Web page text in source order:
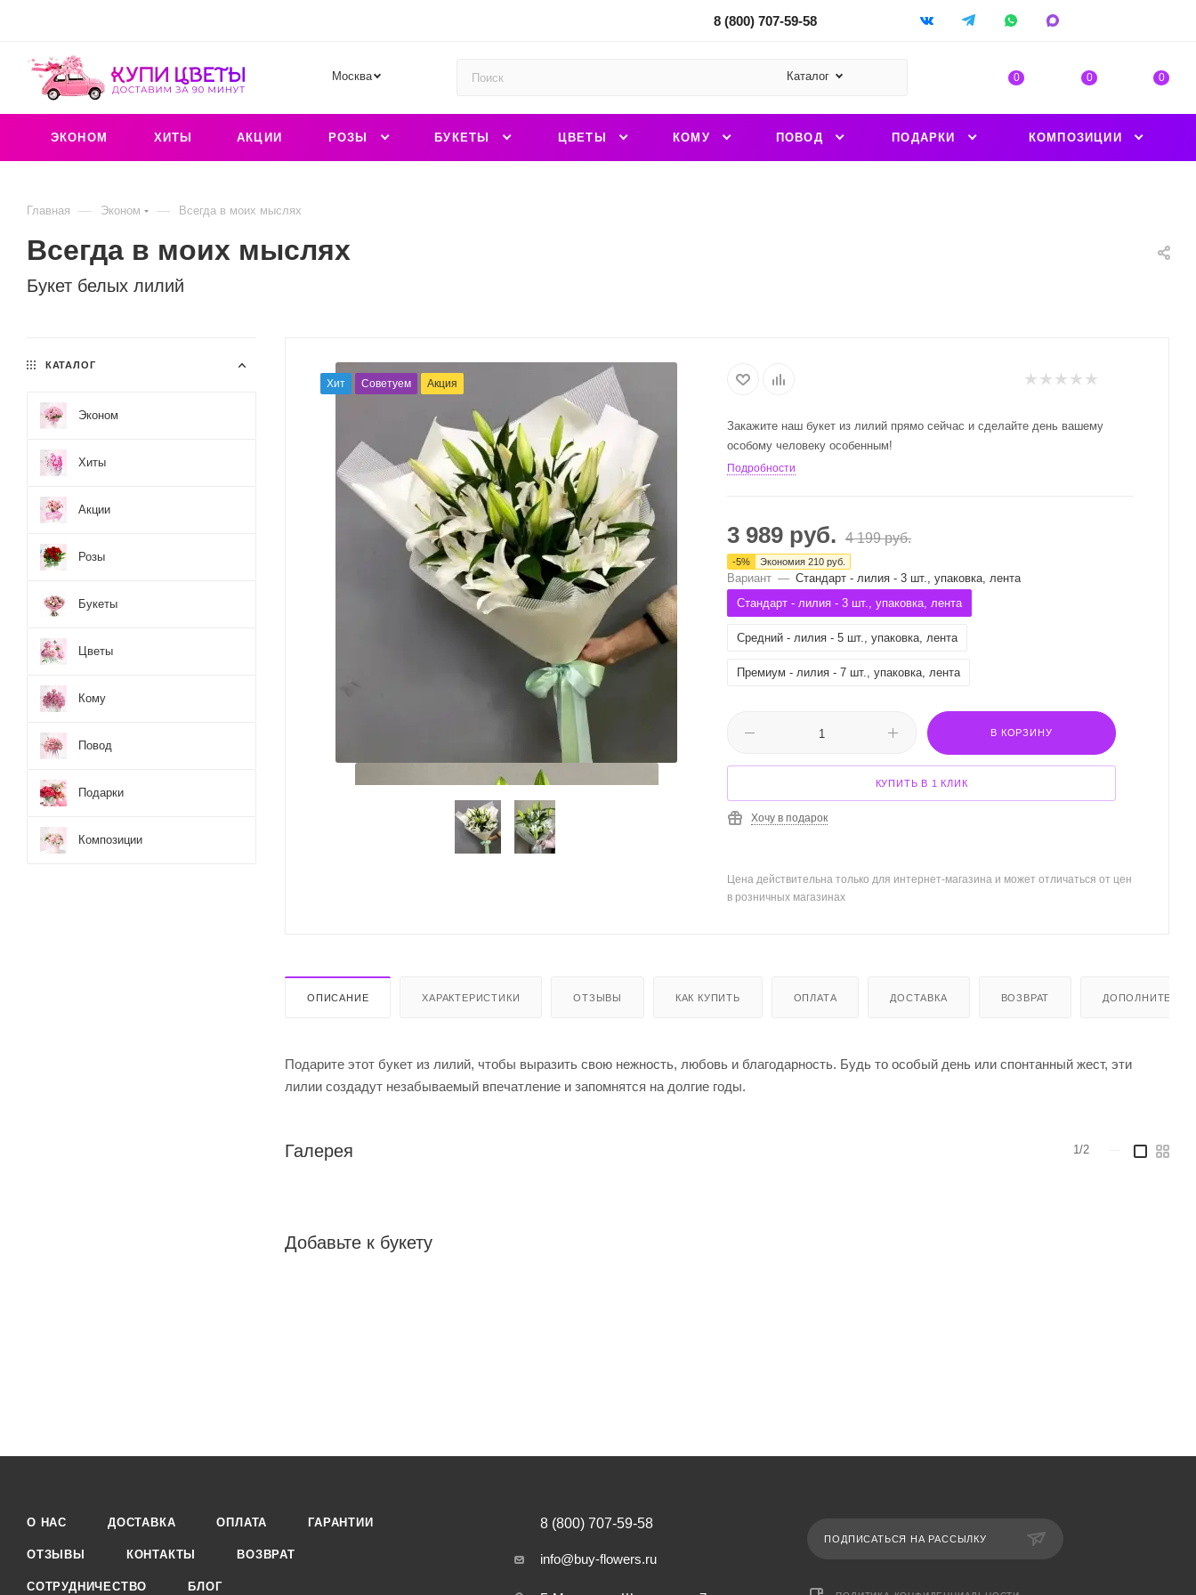
8 (800) 707-59-58
Москва Каталог 0 0 0
ЭКОНОМ ХИТЫ АКЦИИ РОЗЫ БУКЕТЫ ЦВЕТЫ КОМУ ПОВОД ПОДАРКИ КОМПОЗИЦИИ
Главная — Эконом — Всегда в моих мыслях
Букет белых лилий
Всегда в моих мыслях
Хит Советуем Акция
Закажите наш букет из лилий прямо сейчас и сделайте день вашему
особому человеку особенным!
Подробности
3 989 руб. 4 199руб.
-5% Экономия 210 руб.
Вариант — Стандарт - лилия - 3 шт., упаковка, лента
Стандарт - лилия - 3 шт., упаковка, лента
Средний - лилия - 5 шт., упаковка, лента
Премиум - лилия - 7 шт., упаковка, лента
В КОРЗИНУ
КУПИТЬ В 1 КЛИК
Хочу в подарок
Цена действительна только для интернет-магазина и может отличаться от цен
в розничных магазинах
ОПИСАНИЕ ХАРАКТЕРИСТИКИ ОТЗЫВЫ КАК КУПИТЬ ОПЛАТА ДОСТАВКА ВОЗВРАТ
Подарите этот букет из лилий, чтобы выразить свою нежность, любовь и благодарность. Будь то особый день или спонтанный жест, эти
лилии создадут незабываемый впечатление и запомнятся на долгие годы.
Галерея 1/2
Добавьте к букету
КАТАЛОГ
Эконом
Хиты
Акции
Розы
Букеты
Цветы
Кому
Повод
Подарки
Композиции
О НАС ДОСТАВКА ОПЛАТА ГАРАНТИИ
ОТЗЫВЫ КОНТАКТЫ ВОЗВРАТ
СОТРУДНИЧЕСТВО БЛОГ
8 (800) 707-59-58
info@buy-flowers.ru
ПОДПИСАТЬСЯ НА РАССЫЛКУ